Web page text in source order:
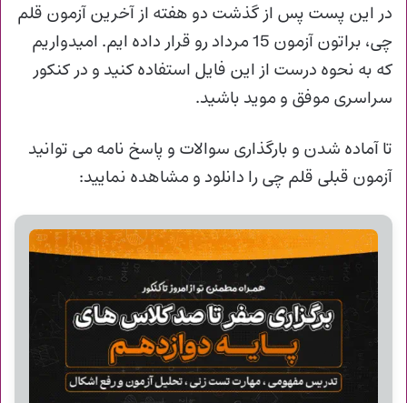
در این پست پس از گذشت دو هفته از آخرین آزمون قلم
چی، براتون آزمون 15 مرداد رو قرار داده ایم. امیدواریم
که به نحوه درست از این فایل استفاده کنید و در کنکور
سراسری موفق و موید باشید.
تا آماده شدن و بارگذاری سوالات و پاسخ نامه می توانید
آزمون قبلی قلم چی را دانلود و مشاهده نمایید: